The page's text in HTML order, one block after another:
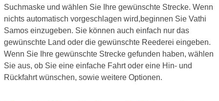
Suchmaske und wählen Sie Ihre gewünschte Strecke. Wenn
nichts automatisch vorgeschlagen wird,beginnen Sie Vathi
Samos einzugeben. Sie können auch einfach nur das
gewünschte Land oder die gewünschte Reederei eingeben.
Wenn Sie Ihre gewünschte Strecke gefunden haben, wählen
Sie aus, ob Sie eine einfache Fahrt oder eine Hin- und
Rückfahrt wünschen, sowie weitere Optionen.